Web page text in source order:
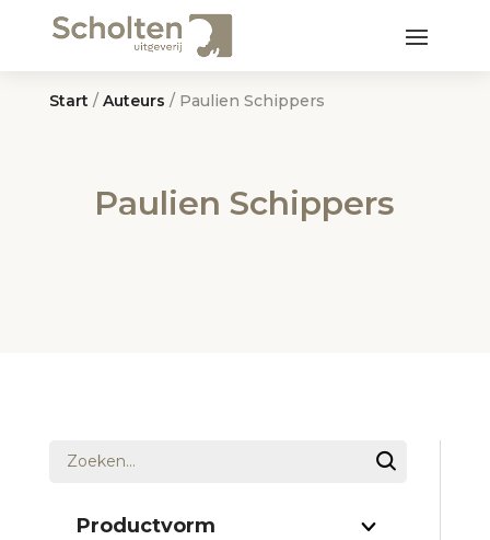
Start / Auteurs / Paulien Schippers
Paulien Schippers
Productvorm